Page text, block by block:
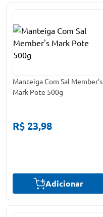
Manteiga Com Sal Member's
Mark Pote 500g
R$ 23,98
Adicionar